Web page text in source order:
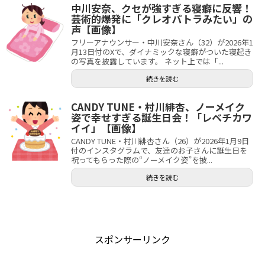
中川安奈、クセが強すぎる寝癖に反響！
芸術的爆発に「クレオパトラみたい」の
声【画像】
フリーアナウンサー・中川安奈さん（32）が2026年1
月13日付のXで、ダイナミックな寝癖がついた寝起き
の写真を披露しています。 ネット上では「...
続きを読む
CANDY TUNE・村川緋杏、ノーメイク
姿で幸せすぎる誕生日会！「レベチカワ
イイ」【画像】
CANDY TUNE・村川緋杏さん（26）が2026年1月9日
付のインスタグラムで、友達のお子さんに誕生日を
祝ってもらった際の“ノーメイク姿”を披...
続きを読む
スポンサーリンク